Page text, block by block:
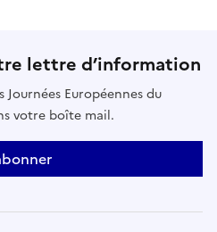
lettre d’information
Journées Européennes du
votre boîte mail.